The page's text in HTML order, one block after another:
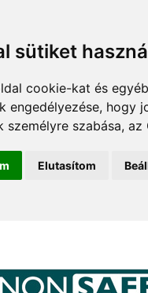
sütiket
cookie-kat és
engedélyezése, hogy
személyre szabása, az
Elutasítom